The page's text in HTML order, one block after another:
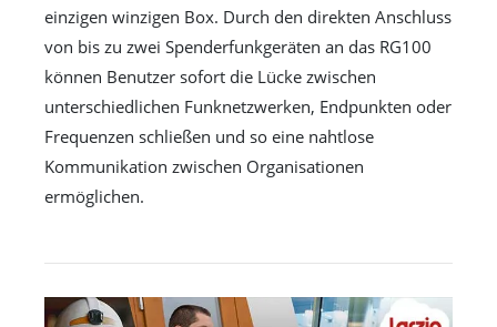
einzigen winzigen Box. Durch den direkten Anschluss
von bis zu zwei Spenderfunkgeräten an das RG100
können Benutzer sofort die Lücke zwischen
unterschiedlichen Funknetzwerken, Endpunkten oder
Frequenzen schließen und so eine nahtlose
Kommunikation zwischen Organisationen
ermöglichen.